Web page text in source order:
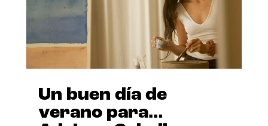
Un buen día de
verano para…